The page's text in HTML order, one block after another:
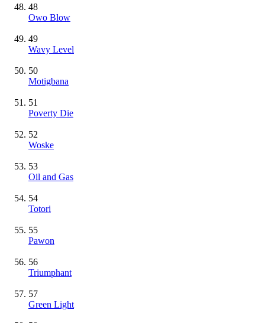
48
Owo Blow
49
Wavy Level
50
Motigbana
51
Poverty Die
52
Woske
53
Oil and Gas
54
Totori
55
Pawon
56
Triumphant
57
Green Light